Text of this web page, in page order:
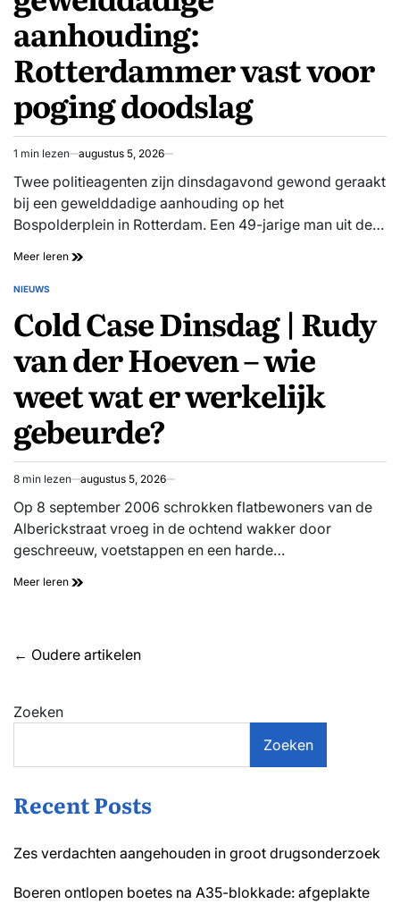
in
koffer
in
aanhouding:
Rotterdammer vast voor
poging doodslag
Geschatte
leestijd
1 min lezen augustus 5, 2026
Twee politieagenten zijn dinsdagavond gewond geraakt
bij een gewelddadige aanhouding op het
Bospolderplein in Rotterdam. Een 49-jarige man uit de…
Meer leren Agenten
gewelddadige
aanhouding:
Rotterdammer
vast
voor
poging
GEPLAATST
NIEUWS
Cold Case Dinsdag | Rudy
van der Hoeven – wie
weet wat er werkelijk
gebeurde?
Geschatte
leestijd
8 min lezen augustus 5, 2026
Op 8 september 2006 schrokken flatbewoners van de
Alberickstraat vroeg in de ochtend wakker door
geschreeuw, voetstappen en een harde…
Meer leren Cold
van
wie
gebeurde?
Berichtennavigatie
← Oudere artikelen
Zoeken
Zoeken
Recent Posts
Zes verdachten aangehouden in groot drugsonderzoek
Boeren ontlopen boetes na A35-blokkade: afgeplakte